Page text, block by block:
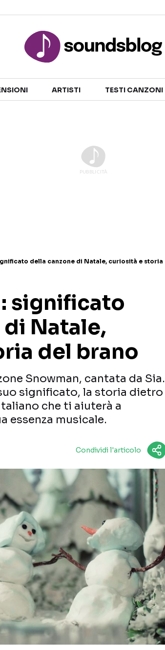
TALENT SHOW
ARTISTI TESTI CANZONI
della canzone di Natale, curiosità e storia
significato
Natale,
del brano
Snowman, cantata da Sia.
significato, la storia dietro
che ti aiuterà a
essenza musicale.
Condividi l'articolo